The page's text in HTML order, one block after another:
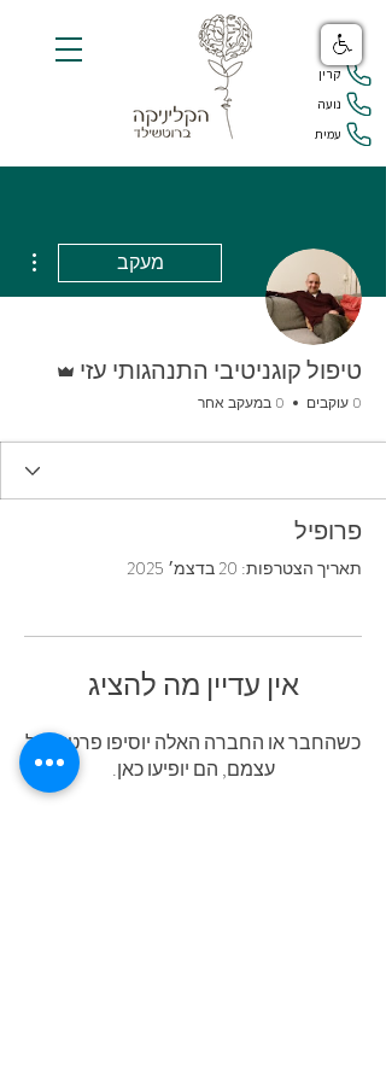
קרין
נועה
עמית
מעקב
טיפול קוגניטיבי התנהגותי עזי
0 עוקבים 0 במעקב אחר
פרופיל
תאריך הצטרפות: 20 בדצמ׳ 2025
אין עדיין מה להציג
כשהחבר או החברה האלה יוסיפו פרטים על
עצמם, הם יופיעו כאן.